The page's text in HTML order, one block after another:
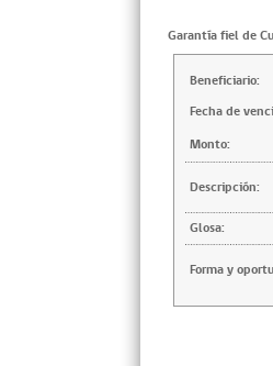
Garantía fiel de
Beneficiario:
Fecha de
Monto:
Descripción:
Glosa:
Forma y